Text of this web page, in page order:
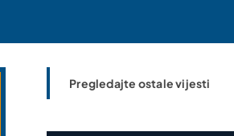
Pregledajte ostale vijesti